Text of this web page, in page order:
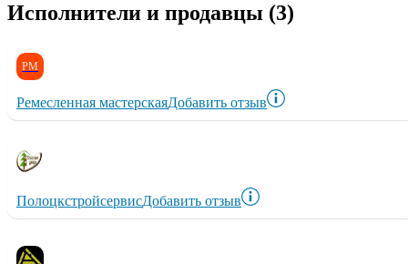
Исполнители и продавцы (3)
РМ
Ремесленная мастерскаяДобавить отзыв
ПолоцкстройсервисДобавить отзыв